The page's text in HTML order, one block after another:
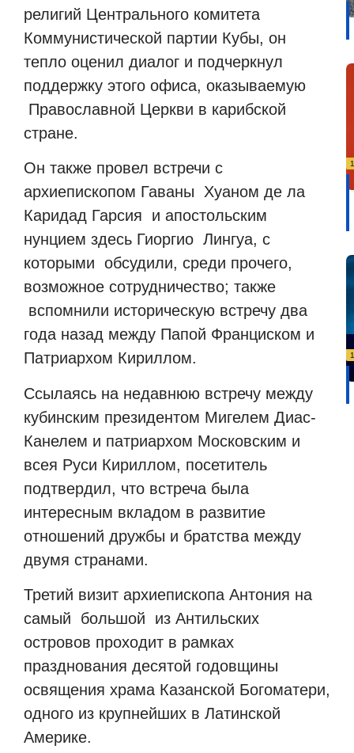
религий Центрального комитета
Коммунистической партии Кубы, он
тепло оценил диалог и подчеркнул
поддержку этого офиса, оказываемую
Православной Церкви в карибской
стране.
Он также провел встречи с
архиепископом Гаваны
Хуаном де ла
Каридад Гарсия
и апостольским
нунцием здесь Гиоргио Лингуа, с
которыми обсудили, среди прочего,
возможное сотрудничество; также
вспомнили историческую встречу два
года назад между Папой Франциском и
Патриархом Кириллом.
Ссылаясь на недавнюю встречу между
кубинским президентом Мигелем Диас-
Канелем и патриархом Московским и
всея Руси Кириллом, посетитель
подтвердил, что встреча была
интересным вкладом в развитие
отношений дружбы и братства между
двумя странами.
Третий визит архиепископа Антония на
самый
большой
из Антильских
островов проходит в рамках
празднования десятой годовщины
освящения храма Казанской Богоматери,
одного из крупнейших в Латинской
Америке.